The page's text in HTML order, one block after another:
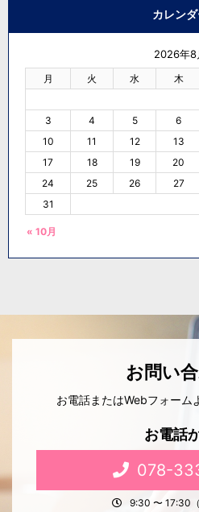
カレン
2026年8
月 火 水 木
« 10月
3
4 5 6
10
11 12 13
17
18 19 20
24
25 26 27
31
お問い
お電話またはWebフォーム
お電話
078-
9:30 〜 17:30（